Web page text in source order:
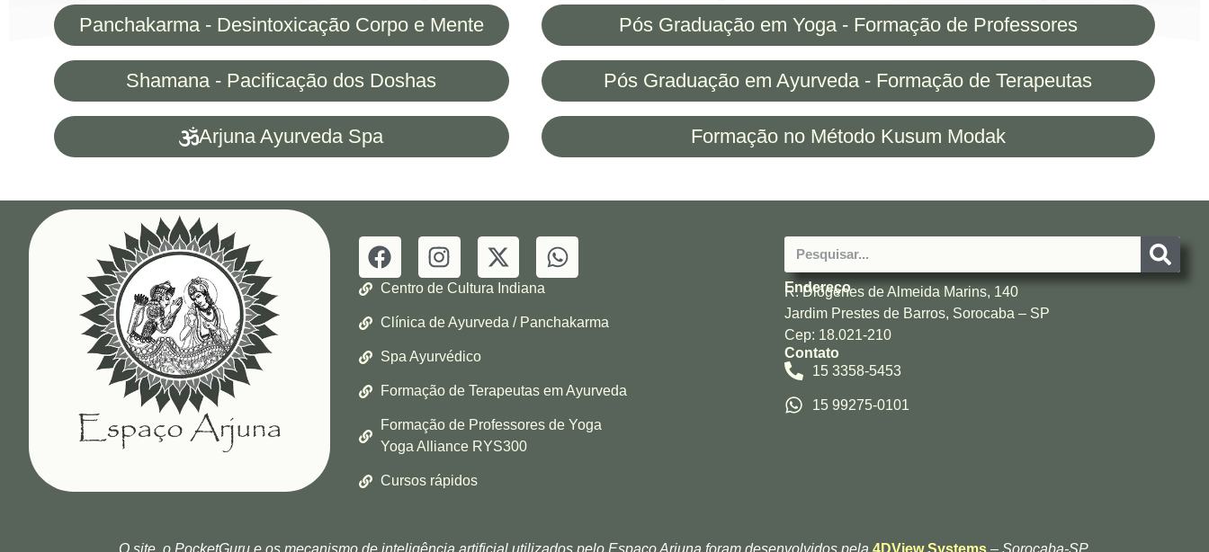
Panchakarma - Desintoxicação Corpo e Mente
Shamana - Pacificação dos Doshas
Arjuna Ayurveda Spa
Pós Graduação em Yoga - Formação de Professores
Pós Graduação em Ayurveda - Formação de Terapeutas
Formação no Método Kusum Modak
Centro de Cultura Indiana
Clínica de Ayurveda / Panchakarma
Spa Ayurvédico
Formação de Terapeutas em Ayurveda
Formação de Professores de Yoga
Yoga Alliance RYS300
Cursos rápidos
Endereço
R. Diógenes de Almeida Marins, 140
Jardim Prestes de Barros, Sorocaba – SP
Cep: 18.021-210
Contato
15 3358-5453
15 99275-0101